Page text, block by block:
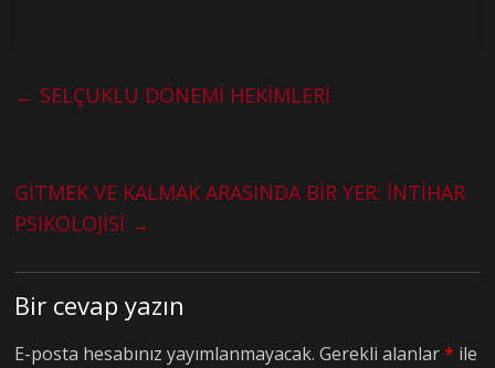
← SELÇUKLU DÖNEMİ HEKİMLERİ
GİTMEK VE KALMAK ARASINDA BİR YER: İNTİHAR
PSİKOLOJİSİ →
Bir cevap yazın
E-posta hesabınız yayımlanmayacak. Gerekli alanlar* ile